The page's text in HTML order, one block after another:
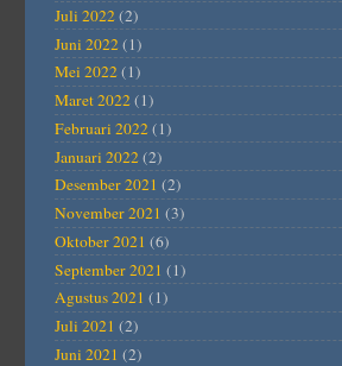
Juli 2022(2)
Juni 2022(1)
Mei 2022(1)
Maret 2022(1)
Februari 2022(1)
Januari 2022(2)
Desember 2021 (2)
November 2021 (3)
Oktober 2021 (6)
September 2021 (1)
Agustus 2021 (1)
Juli 2021 (2)
Juni 2021 (2)